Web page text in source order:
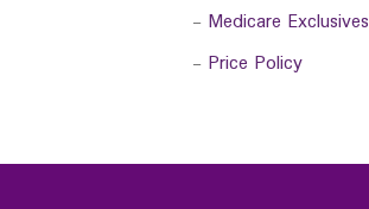
- Medicare Exclusives
- Price Policy